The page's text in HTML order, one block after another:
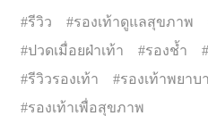
#รีวิว #รองเท้าดูแลสุขภาพ
#ปวดเมื่อยฝ่าเท้า
#รองช้ำ
#รีวิวรองเท้า
#รองเท้าพยาบ
#รองเท้าเพื่อสุขภาพ